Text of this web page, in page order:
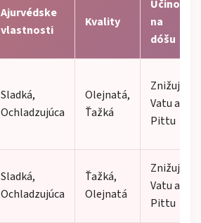
Ajurvédske
vlastnosti
Kvality
Účinok
na
dóšu
Sladká,
Ochladzujúca
Olejnatá,
Ťažká
Znižuje
Vatu a
Pittu
Sladká,
Ochladzujúca
Ťažká,
Olejnatá
Znižuje
Vatu a
Pittu